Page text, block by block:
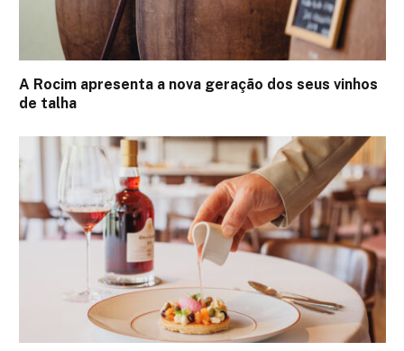
A Rocim apresenta a nova geração dos seus vinhos
de talha